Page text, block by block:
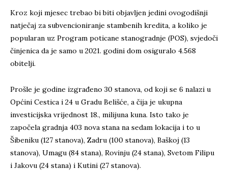
Kroz koji mjesec trebao bi biti objavljen jedini ovogodišnji
natječaj za subvencioniranje stambenih kredita, a koliko je
popularan uz Program poticane stanogradnje (POS), svjedoči
činjenica da je samo u 2021. godini dom osiguralo 4.568
obitelji.
Prošle je godine izgrađeno 30 stanova, od koji se 6 nalazi u
Općini Cestica i 24 u Gradu Belišće, a čija je ukupna
investicijska vrijednost 18., milijuna kuna. Isto tako je
započela gradnja 403 nova stana na sedam lokacija i to u
Šibeniku (127 stanova), Zadru (100 stanova), Baškoj (13
stanova), Umagu (84 stana), Rovinju (24 stana), Svetom Filipu
i Jakovu (24 stana) i Kutini (27 stanova).